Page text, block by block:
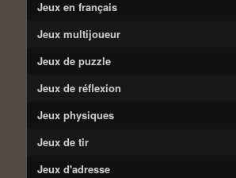
Jeux en français
Jeux multijoueur
Jeux de puzzle
Jeux de réflexion
Jeux physiques
Jeux de tir
Jeux d'adresse